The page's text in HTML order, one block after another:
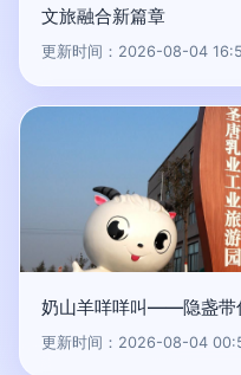
文旅融合新篇章
更新时间：2026-08-04
奶山羊咩咩叫——隐盏带
更新时间：2026-08-04